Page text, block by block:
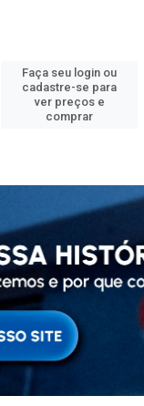
Faça seu login ou
cadastre-se para
ver preços e
comprar